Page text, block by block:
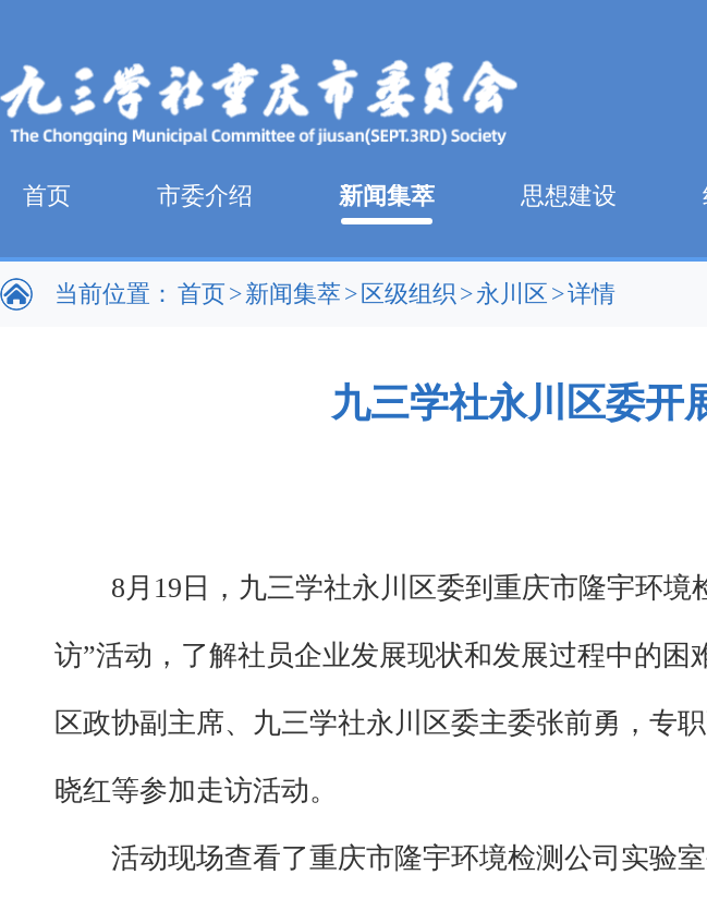
首页 市委介绍 新闻集萃 思想建设
当前位置： 首页 >新闻集萃 > 区级组织 >永川区 >详情
九三学社永川区委开
8月19日，九三学社永川区委到重庆市隆宇环
访”活动，了解社员企业发展现状和发展过程中的困
区政协副主席、九三学社永川区委主委张前勇，专
晓红等参加走访活动。
活动现场查看了重庆市隆宇环境检测公司实验